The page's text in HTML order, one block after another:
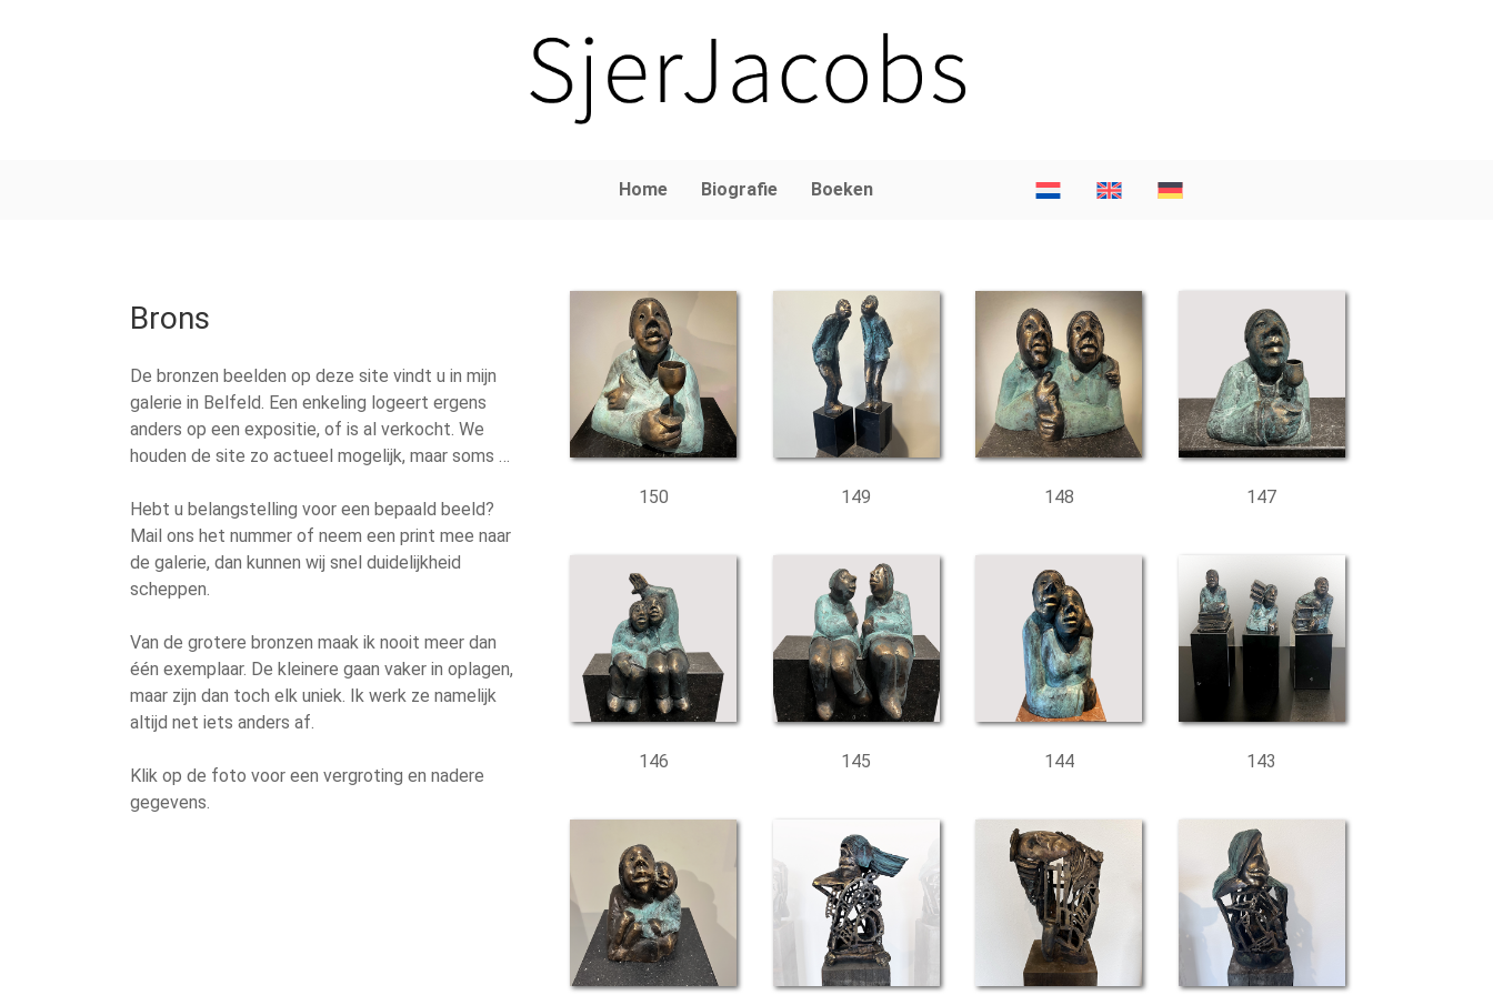
Home Biografie Boeken
Brons
De bronzen beelden op deze site vindt u in mijn
galerie in Belfeld. Een enkeling logeert ergens
anders op een expositie, of is al verkocht. We
houden de site zo actueel mogelijk, maar soms …
Hebt u belangstelling voor een bepaald beeld?
Mail ons het nummer of neem een print mee naar
de galerie, dan kunnen wij snel duidelijkheid
scheppen.
Van de grotere bronzen maak ik nooit meer dan
één exemplaar. De kleinere gaan vaker in oplagen,
maar zijn dan toch elk uniek. Ik werk ze namelijk
altijd net iets anders af.
Klik op de foto voor een vergroting en nadere
gegevens.
150 149 148 147
146 145 144 143